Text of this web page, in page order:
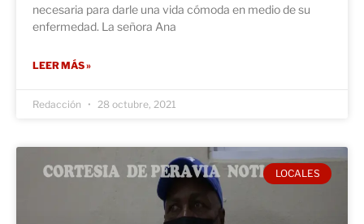
necesaria para darle una vida cómoda en medio de su
enfermedad. La señora Ana
LEER MÁS »
Redacción 28 octubre, 2021
LOCALES